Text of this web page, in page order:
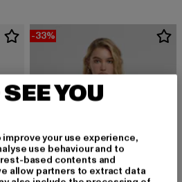
-33%
YOU
your use experience,
use behaviour and to
based contents and
allow partners to extract data